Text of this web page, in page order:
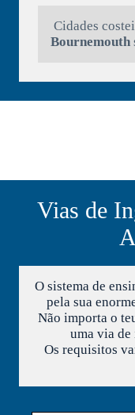
Cidades
Bournemouth
Vias de
O sistema de
pela sua
Não importa o
uma via
Os requisitos